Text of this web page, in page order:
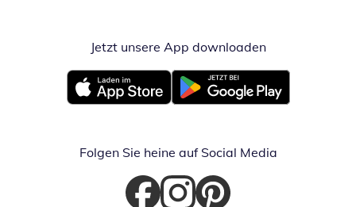
Jetzt unsere App downloadenÖffnet in
Öffnet in neuem FensterÖffnet in neuem Fenster
Folgen Sie heine auf Social Media